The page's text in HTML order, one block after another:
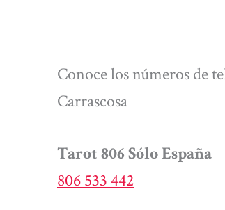
Conoce los números de
Carrascosa
Tarot 806 Sólo España
806 533 442